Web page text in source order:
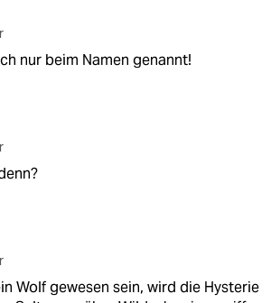
nur beim Namen genannt!
Wolf gewesen sein, wird die Hysterie